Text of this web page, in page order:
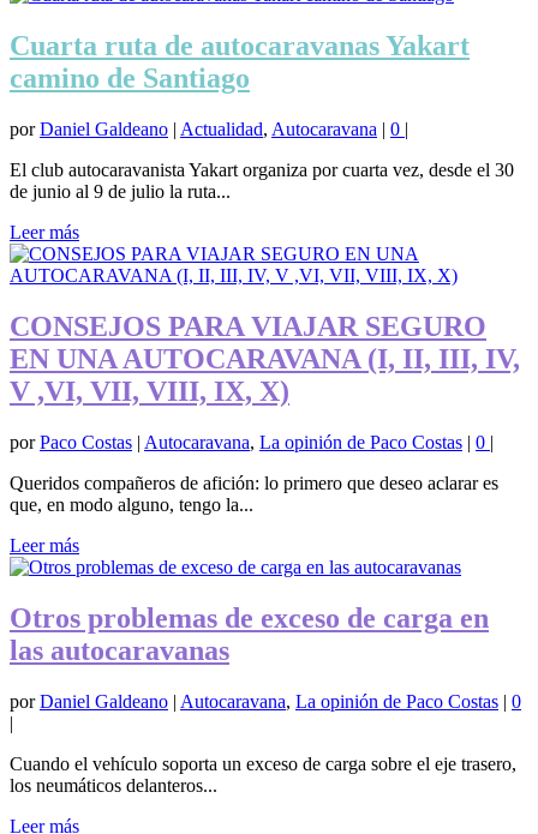
Cuarta ruta de autocaravanas Yakart
camino de Santiago
porDaniel Galdeano | Actualidad, Autocaravana | 0 |
El club autocaravanista Yakart organiza por cuarta vez, desde el 30
de junio al 9 de julio la ruta...
Leer más
CONSEJOS PARA VIAJAR SEGURO
EN UNA AUTOCARAVANA (I, II, III, IV,
V ,VI, VII, VIII, IX, X)
porPaco Costas | Autocaravana, La opinión de Paco Costas | 0 |
Queridos compañeros de afición: lo primero que deseo aclarar es
que, en modo alguno, tengo la...
Leer más
Otros problemas de exceso de carga en
las autocaravanas
porDaniel Galdeano | Autocaravana, La opinión de Paco Costas | 0
|
Cuando el vehículo soporta un exceso de carga sobre el eje trasero,
los neumáticos delanteros...
Leer más